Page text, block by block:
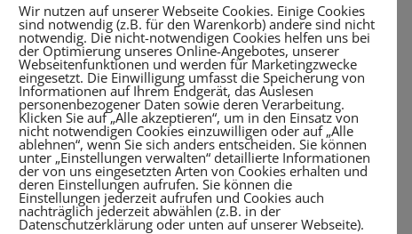
Wir nutzen auf unserer Webseite Cookies. Einige Cookies
sind notwendig (z.B. für den Warenkorb) andere sind nicht
notwendig. Die nicht-notwendigen Cookies helfen uns bei
der Optimierung unseres Online-Angebotes, unserer
Webseitenfunktionen und werden für Marketingzwecke
eingesetzt. Die Einwilligung umfasst die Speicherung von
Informationen auf Ihrem Endgerät, das Auslesen
personenbezogener Daten sowie deren Verarbeitung.
Klicken Sie auf „Alle akzeptieren“, um in den Einsatz von
nicht notwendigen Cookies einzuwilligen oder auf „Alle
ablehnen“, wenn Sie sich anders entscheiden. Sie können
unter „Einstellungen verwalten“ detaillierte Informationen
der von uns eingesetzten Arten von Cookies erhalten und
deren Einstellungen aufrufen. Sie können die
Einstellungen jederzeit aufrufen und Cookies auch
nachträglich jederzeit abwählen (z.B. in der
Datenschutzerklärung oder unten auf unserer Webseite).